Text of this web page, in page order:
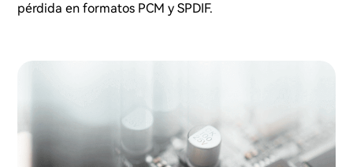
pérdida en formatos PCM y SPDIF.